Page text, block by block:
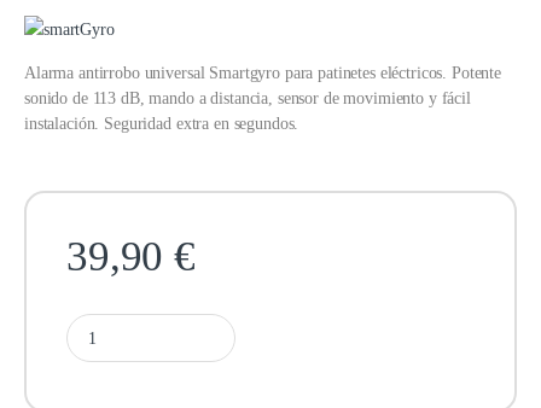
Alarma antirrobo universal Smartgyro para patinetes eléctricos. Potente
sonido de 113 dB, mando a distancia, sensor de movimiento y fácil
instalación. Seguridad extra en segundos.
39,90€